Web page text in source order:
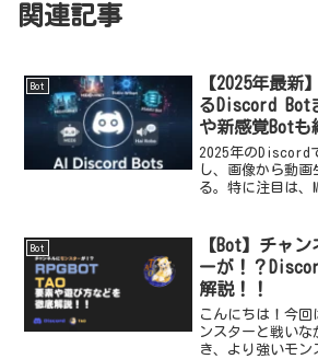
関連記事
Bot
【2025年最新
るDiscord Bot
や新感覚Botも
2025年のDiscord
し、画像から動
る。特に注目は
リエイティブな
進している。
Bot
【Bot】チャ
ーが！？
解説！！
こんにちは！今回
ンスターと戦い
き、より強いモン